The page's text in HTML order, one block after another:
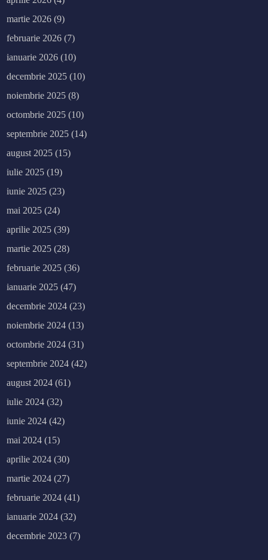
martie 2026 (9)
februarie 2026 (7)
ianuarie 2026 (10)
decembrie 2025 (10)
noiembrie 2025 (8)
octombrie 2025 (10)
septembrie 2025 (14)
august 2025 (15)
iulie 2025 (19)
iunie 2025 (23)
mai 2025 (24)
aprilie 2025 (39)
martie 2025 (28)
februarie 2025 (36)
ianuarie 2025 (47)
decembrie 2024 (23)
noiembrie 2024 (13)
octombrie 2024 (31)
septembrie 2024 (42)
august 2024 (61)
iulie 2024 (32)
iunie 2024 (42)
mai 2024 (15)
aprilie 2024 (30)
martie 2024 (27)
februarie 2024 (41)
ianuarie 2024 (32)
decembrie 2023 (7)